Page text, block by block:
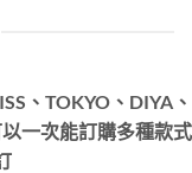
、TOKYO、DIYA、
一次能訂購多種款式